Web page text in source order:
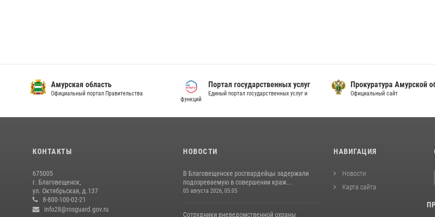
Амурская область
Официальный портал Правительства
Портал государственных услуг
Единый портал государственных услуг и
функций
Прокуратура Амурской
Официальный сайт
КОНТАКТЫ
675005
г. Благовещенск,
ул. Октябрьская, д.137
8-800-100-02-21
info28@rosguard.gov.ru
НОВОСТИ
В Благовещенске росгвардейцы задержали
подозреваемую в совершении краж...
05 августа 2026, 05:05
Сотрудники вневедомственной охраны
НАВИГАЦИЯ
Новости
Карта сайта